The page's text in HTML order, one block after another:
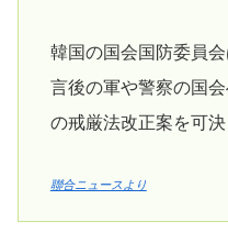
韓国の国会国防委員
言後の軍や警察の国
の戒厳法改正案を可決
聯合ニュースより